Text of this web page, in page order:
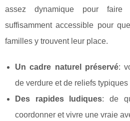
assez dynamique pour faire
suffisamment accessible pour
familles y trouvent leur place.
Un cadre naturel préservé:
de verdure et de reliefs
Des rapides ludiques: de
coordonner et vivre une vraie